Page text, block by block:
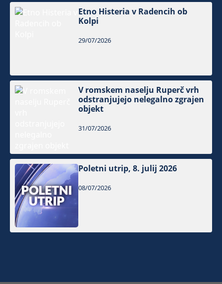
Etno Histeria v Radencih ob
Kolpi
29/07/2026
V romskem naselju Ruperč vrh
odstranjujejo nelegalno zgrajen
objekt
31/07/2026
Poletni utrip, 8. julij 2026
08/07/2026